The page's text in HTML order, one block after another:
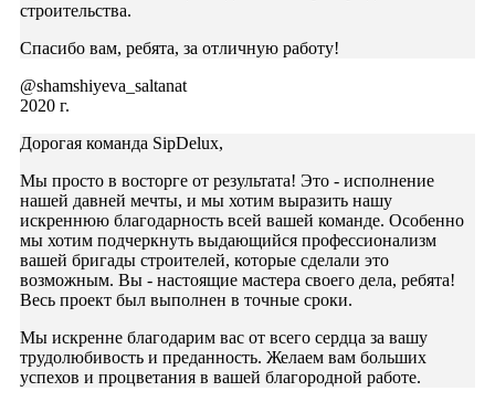
строительства.
Спасибо вам, ребята, за отличную работу!
@shamshiyeva_saltanat
2020 г.
Дорогая команда SipDelux,
Мы просто в восторге от результата! Это - исполнение
нашей давней мечты, и мы хотим выразить нашу
искреннюю благодарность всей вашей команде. Особенно
мы хотим подчеркнуть выдающийся профессионализм
вашей бригады строителей, которые сделали это
возможным. Вы - настоящие мастера своего дела, ребята!
Весь проект был выполнен в точные сроки.
Мы искренне благодарим вас от всего сердца за вашу
трудолюбивость и преданность. Желаем вам больших
успехов и процветания в вашей благородной работе.